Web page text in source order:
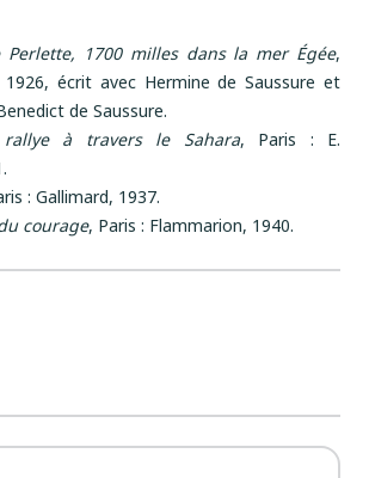
Perlette, 1700 milles dans la mer Égée,
écrit avec Hermine de Saussure et
de Saussure.
à travers le Sahara, Paris : E.
: Gallimard, 1937.
courage, Paris : Flammarion, 1940.